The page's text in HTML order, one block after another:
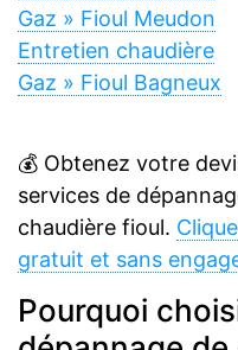
Gaz » Fioul Meudon
Entretien chaudière
Gaz » Fioul Bagneux
💰 Obtenez votre
services de
chaudière fioul.
gratuit et sans
Pourquoi